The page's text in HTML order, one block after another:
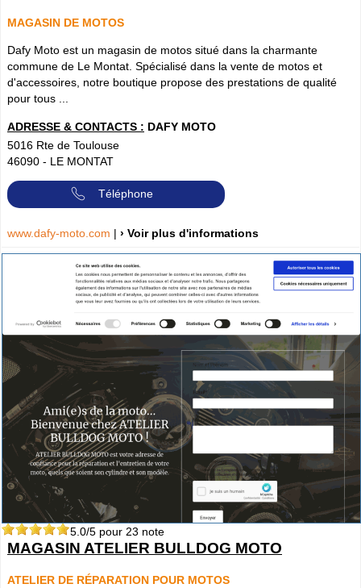
MAGASIN DE MOTOS
Dafy Moto est un magasin de motos situé dans la charmante
commune de Le Montat. Spécialisé dans la vente de motos et
d'accessoires, notre boutique propose des prestations de qualité
pour tous ...
ADRESSE & CONTACTS : DAFY MOTO
5016 Rte de Toulouse
46090 - LE MONTAT
Téléphone
www.dafy-moto.com | › Voir plus d'informations
5.0/5 pour 23 note
MAGASIN ATELIER BULLDOG MOTO
ATELIER DE RÉPARATION POUR MOTOS